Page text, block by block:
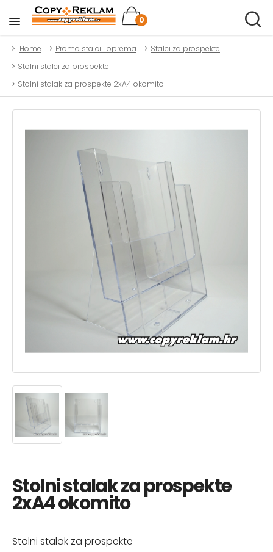
0
Home Promo stalci i oprema
Stalci za prospekte
Stolni stalci za prospekte
Stolni stalak za prospekte 2xA4 okomito
Stolni stalak za prospekte
2xA4 okomito
Stolni stalak za prospekte